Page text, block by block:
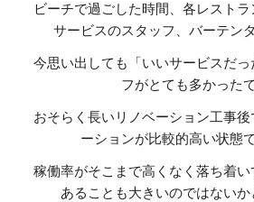
ビーチで過ごした時間、各レスト
サービスのスタッフ、バーテン
今思い出しても「いいサービスだ
フがとても多かったで
おそらく長いリノベーション工事
ーションが比較的高い状態
稼働率がそこまで高くなく落ち着
あることも大きいのではない